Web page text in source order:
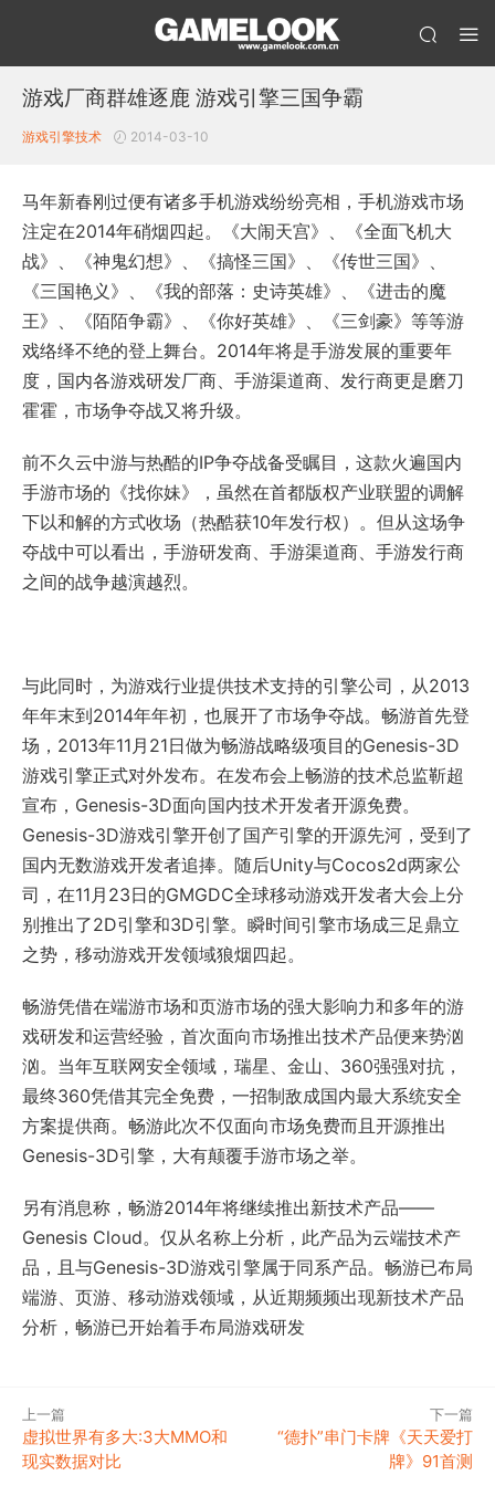
游戏厂商群雄逐鹿 游戏引擎三国争霸
游戏引擎技术 2014-03-10
马年新春刚过便有诸多手机游戏纷纷亮相，手机游戏市场
注定在2014年硝烟四起。《大闹天宫》、《全面飞机大
战》、《神鬼幻想》、《搞怪三国》、《传世三国》、
《三国艳义》、《我的部落：史诗英雄》、《进击的魔
王》、《陌陌争霸》、《你好英雄》、《三剑豪》等等游
戏络绎不绝的登上舞台。2014年将是手游发展的重要年
度，国内各游戏研发厂商、手游渠道商、发行商更是磨刀
霍霍，市场争夺战又将升级。
前不久云中游与热酷的IP争夺战备受瞩目，这款火遍国内
手游市场的《找你妹》，虽然在首都版权产业联盟的调解
下以和解的方式收场（热酷获10年发行权）。但从这场争
夺战中可以看出，手游研发商、手游渠道商、手游发行商
之间的战争越演越烈。
与此同时，为游戏行业提供技术支持的引擎公司，从2013
年年末到2014年年初，也展开了市场争夺战。畅游首先登
场，2013年11月21日做为畅游战略级项目的Genesis-3D
游戏引擎正式对外发布。在发布会上畅游的技术总监靳超
宣布，Genesis-3D面向国内技术开发者开源免费。
Genesis-3D游戏引擎开创了国产引擎的开源先河，受到了
国内无数游戏开发者追捧。随后Unity与Cocos2d两家公
司，在11月23日的GMGDC全球移动游戏开发者大会上分
别推出了2D引擎和3D引擎。瞬时间引擎市场成三足鼎立
之势，移动游戏开发领域狼烟四起。
畅游凭借在端游市场和页游市场的强大影响力和多年的游
戏研发和运营经验，首次面向市场推出技术产品便来势汹
汹。当年互联网安全领域，瑞星、金山、360强强对抗，
最终360凭借其完全免费，一招制敌成国内最大系统安全
方案提供商。畅游此次不仅面向市场免费而且开源推出
Genesis-3D引擎，大有颠覆手游市场之举。
另有消息称，畅游2014年将继续推出新技术产品——
Genesis Cloud。仅从名称上分析，此产品为云端技术产
品，且与Genesis-3D游戏引擎属于同系产品。畅游已布局
端游、页游、移动游戏领域，从近期频频出现新技术产品
分析，畅游已开始着手布局游戏研发
上一篇
虚拟世界有多大:3大MMO和
现实数据对比
下一篇
“德扑”串门卡牌《天天爱打
牌》91首测